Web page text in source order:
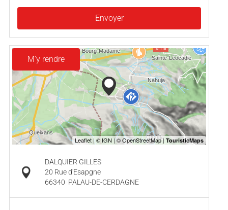
Envoyer
M'y rendre
DALQUIER GILLES
20 Rue d'Esapgne
66340 PALAU-DE-CERDAGNE